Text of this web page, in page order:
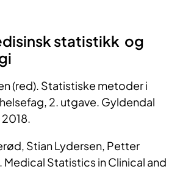
statistikk og
(red). Statistiske metoder i
2. utgave. Gyldendal
Stian Lydersen, Petter
Medical Statistics in Clinical and